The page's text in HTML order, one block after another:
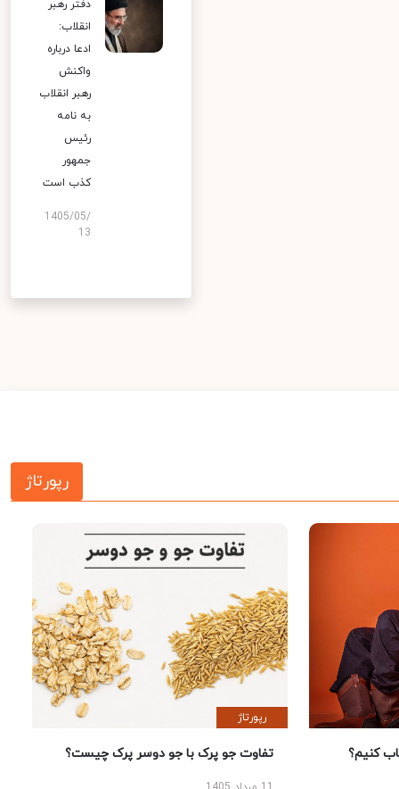
دفتر رهبر
انقلاب:
ادعا درباره
واکنش
رهبر انقلاب
به نامه
رئیس
جمهور
کذب است
1405/05/
13
رپورتاژ
کنیم؟
رپورتاژ
تفاوت جو پرک با جو دوسر پرک چیست؟